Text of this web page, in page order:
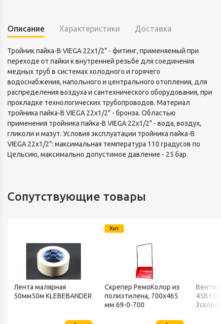
Описание Характеристики Доставка
Тройник пайка-В VIEGA 22х1/2" - фитинг, применяемый при
переходе от пайки к внутренней резьбе для соединения
медных труб в системах холодного и горячего
водоснабжения, напольного и центрального отопления, для
распределения воздуха и сантехнического оборудования, при
прокладке технологических трубопроводов. Материал
тройника пайка-В VIEGA 22х1/2" - бронза. Областью
применения тройника пайка-В VIEGA 22х1/2" - вода, воздух,
гликоли и мазут. Условия эксплуатации тройника пайка-В
VIEGA 22х1/2": максимальная температура 110 градусов по
Цельсию, максимально допустимое давление - 25 бар.
Сопутствующие товары
Лента малярная
50мм50м KLEBEBANDER
Хит
Скрепер РемоКолор из
полиэтилена, 700x465
мм 69-0-700
45Вт